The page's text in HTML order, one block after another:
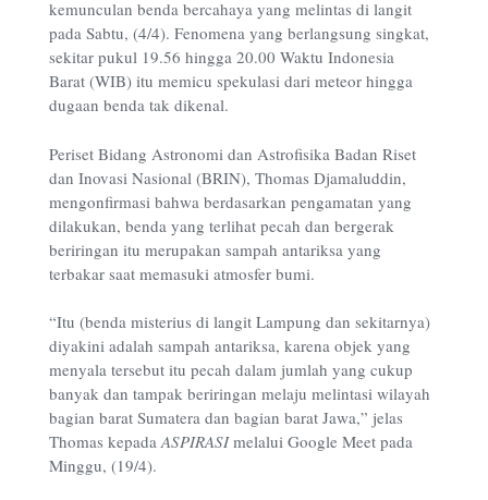
kemunculan benda bercahaya yang melintas di langit
pada Sabtu, (4/4). Fenomena yang berlangsung singkat,
sekitar pukul 19.56 hingga 20.00 Waktu Indonesia
Barat (WIB) itu memicu spekulasi dari meteor hingga
dugaan benda tak dikenal.
Periset Bidang Astronomi dan Astrofisika Badan Riset
dan Inovasi Nasional (BRIN), Thomas Djamaluddin,
mengonfirmasi bahwa berdasarkan pengamatan yang
dilakukan, benda yang terlihat pecah dan bergerak
beriringan itu merupakan sampah antariksa yang
terbakar saat memasuki atmosfer bumi.
“Itu (benda misterius di langit Lampung dan sekitarnya)
diyakini adalah sampah antariksa, karena objek yang
menyala tersebut itu pecah dalam jumlah yang cukup
banyak dan tampak beriringan melaju melintasi wilayah
bagian barat Sumatera dan bagian barat Jawa,” jelas
Thomas kepadaASPIRASImelalui Google Meet pada
Minggu, (19/4).